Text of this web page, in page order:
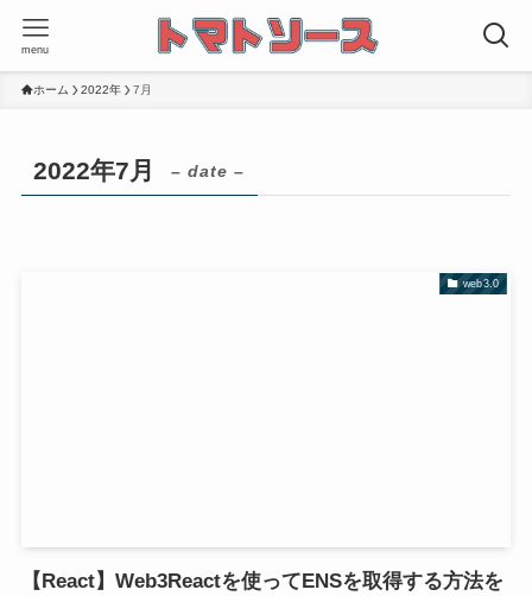
menu
ホーム 2022年 7月
2022年7月 – date –
web3.0
【React】Web3Reactを使ってENSを取得する方法を